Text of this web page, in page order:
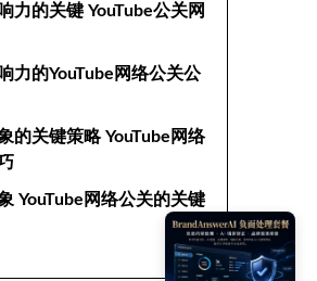
力的关键 YouTube公关网
力的YouTube网络公关公
的关键策略 YouTube网络
YouTube网络公关的关键